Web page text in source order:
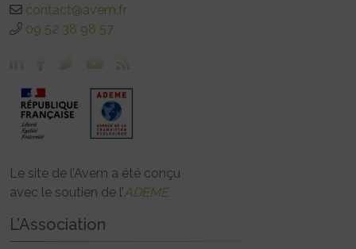
contact@avem.fr
09 52 38 98 57
Le site de l’Avem a été conçu
avec le soutien de l’ADEME
L’Association